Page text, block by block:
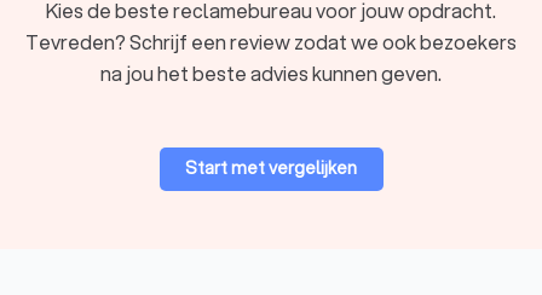
stickers en belettering op voertuigen en ramen.
Buitenreclame: billboards, gevelreclame en spandoeken
voor maximale zichtbaarheid.
Huisstijl en branding:ontwikkeling van een sterke visuele
en communicatieplannen.
Drukwerk en advertenties:
folders, flyers en ander
Kies de beste reclamebureau voor jouw opdracht.
Tevreden? Schrijf een review zodat we ook bezoekers
na jou het beste advies kunnen geven.
Start met vergelijken